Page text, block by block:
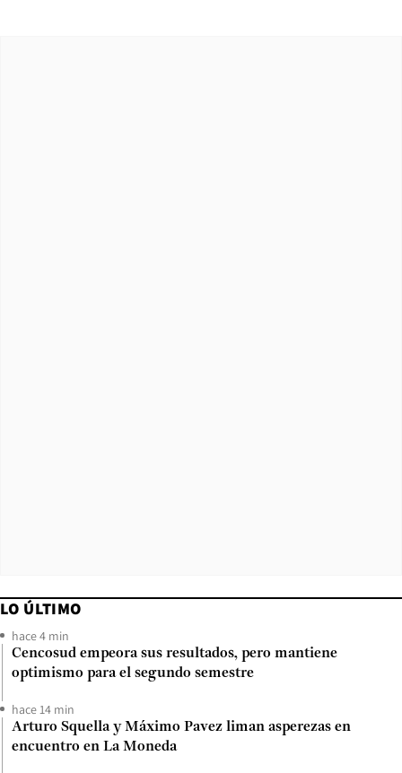
LO ÚLTIMO
hace 4 min
Cencosud empeora sus resultados, pero mantiene
optimismo para el segundo semestre
hace 14 min
Arturo Squella y Máximo Pavez liman asperezas en
encuentro en La Moneda